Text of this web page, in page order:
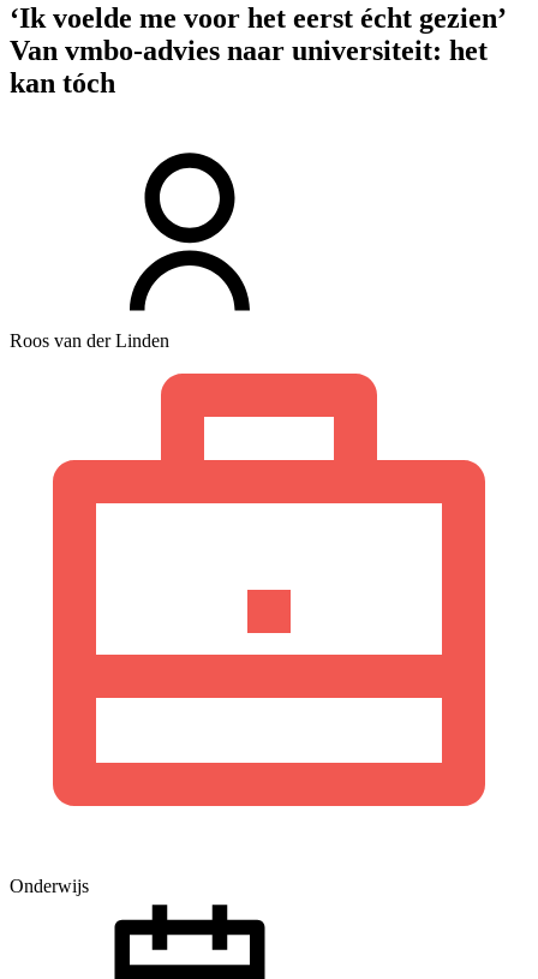
‘Ik voelde me voor het eerst écht gezien’
Van vmbo-advies naar universiteit: het
kan tóch
Roos van der Linden
Onderwijs